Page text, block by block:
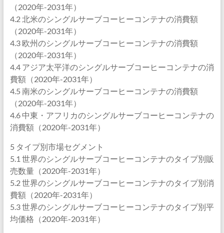
（2020年-2031年）
4.2 北米のシングルサーブコーヒーコンテナの消費額
（2020年-2031年）
4.3 欧州のシングルサーブコーヒーコンテナの消費額
（2020年-2031年）
4.4 アジア太平洋のシングルサーブコーヒーコンテナの消
費額（2020年-2031年）
4.5 南米のシングルサーブコーヒーコンテナの消費額
（2020年-2031年）
4.6 中東・アフリカのシングルサーブコーヒーコンテナの
消費額（2020年-2031年）
5 タイプ別市場セグメント
5.1 世界のシングルサーブコーヒーコンテナのタイプ別販
売数量（2020年-2031年）
5.2 世界のシングルサーブコーヒーコンテナのタイプ別消
費額（2020年-2031年）
5.3 世界のシングルサーブコーヒーコンテナのタイプ別平
均価格（2020年-2031年）